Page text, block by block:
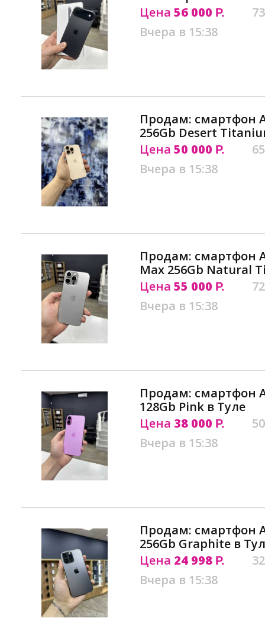
Цена 56 000 Р.
Вчера в 15:38
Продам: смартфон
256Gb Desert
Цена 50 000 Р.
Вчера в 15:38
Продам: смартфон
Max 256Gb Natural
Цена 55 000 Р.
Вчера в 15:38
Продам: смартфон
128Gb Pink в Туле
Цена 38 000 Р.
Вчера в 15:38
Продам: смартфон
256Gb Graphite в
Цена 24 998 Р.
Вчера в 15:38